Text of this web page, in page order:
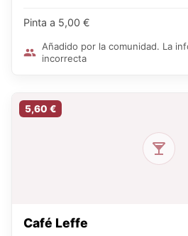
Pinta a 5,00 €
Añadido por la comunidad. La
incorrecta
5,60 €
Café Leffe